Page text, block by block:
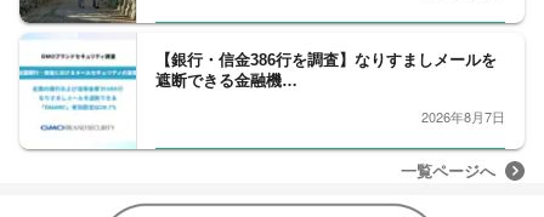
【銀行・信金386行を調査】なりすましメールを
遮断できる金融機…
2026年8月7日
一覧ページへ